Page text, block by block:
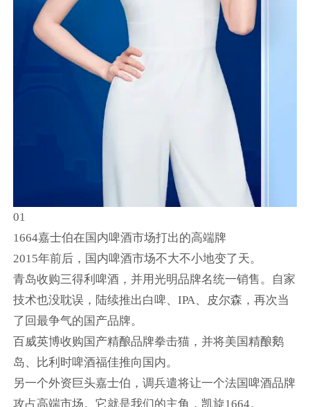
01
1664嘉士伯在国内啤酒市场打出的高端牌
2015年前后，国内啤酒市场不大不小地变了天。
青岛收购三得利啤酒，并用光明品牌名统一销售。自家
技术也没耽误，陆续推出白啤、IPA、皮尔森，再次当
了回最争气的国产品牌。
百威英博收购国产精酿品牌拳击猫，并将美国精酿鹅
岛、比利时啤酒福佳推向国内。
另一个外资巨头嘉士伯，调兵遣将让一个法国啤酒品牌
攻占高端市场。它就是我们的主角，凯旋1664。